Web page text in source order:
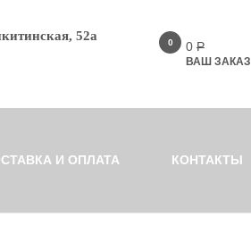
52а 0 0 Р
ВАШ ЗАКАЗ
И ОПЛАТА КОНТАКТЫ